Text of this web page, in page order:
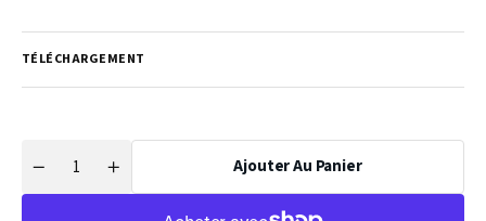
TÉLÉCHARGEMENT
Réduire
Quantité
Augmenter
Ajouter Au Panier